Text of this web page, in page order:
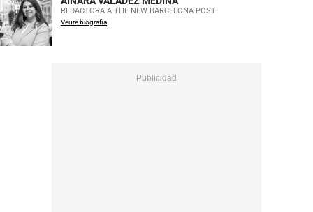
REDACTORA A THE NEW BARCELONA POST
Veure biografia